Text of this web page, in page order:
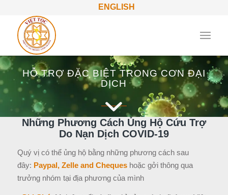
ENGLISH
HỖ TRỢ ĐẶC BIỆT TRONG CƠN ĐẠI
DỊCH
Những Phương Cách Ủng Hộ Cứu Trợ
Do Nạn Dịch COVID-19
Quý vị có thể ủng hộ bằng những phương cách sau
đây: Paypal, Zelle and Chequeshoặc gởi thông qua
trưởng nhóm tại địa phương của mình